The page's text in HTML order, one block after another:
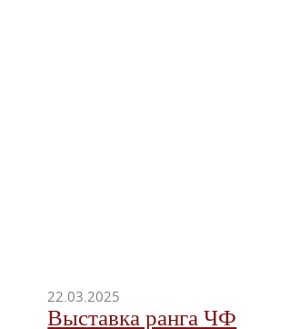
22.03.2025
Выставка ранга ЧФ